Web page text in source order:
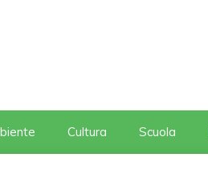
Cultura Scuola